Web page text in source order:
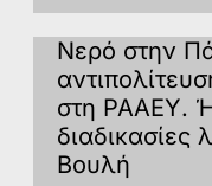
Νερό στην
στη ΡΑΑΕΥ.
διαδικασίες
Βουλή